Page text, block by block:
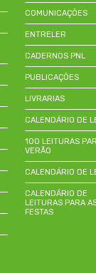
COMUNICAÇÕES
ENTRELER
CADERNOS PNL
PUBLICAÇÕES
LIVRARIAS
CALENDÁRIO DE
100 LEITURAS
VERÃO
CALENDÁRIO DE
CALENDÁRIO DE
LEITURAS PARA
FESTAS